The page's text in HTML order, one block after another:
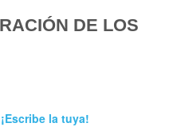
DE LOS
¡Escribe la tuya!